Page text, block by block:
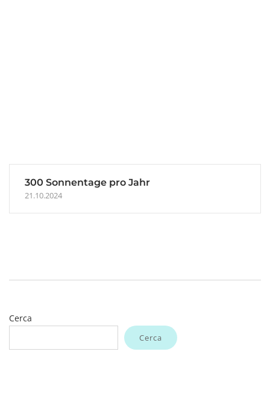
300 Sonnentage pro Jahr
21.10.2024
Cerca
Cerca